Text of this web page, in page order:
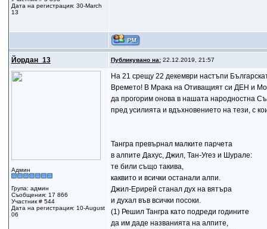
Дата на регистрация: 30-March
13
Йордан_13 Публикувано на:22.12.2019, 21:57
Админ
Група: админ
Съобщения: 17 866
Участник # 544
Дата на регистрация: 10-August
06
На 21 срещу 22 декември настъпи
Времето! В Мрака на Отиващият си ДЕН и
да прогорим онова в нашата народностна
пред усилията и вдъхновението на тези, с
Тангра превърнал малките парчета
в алпите Дахус, Джил, Тан-Угез и Шурале:
те били също такива,
каквито и всички останали алпи.
Джил-Ерирей станал дух на вятъра
и духал във всички посоки.
(1) Решил Тангра като подреди годините
да им даде названията на алпите,